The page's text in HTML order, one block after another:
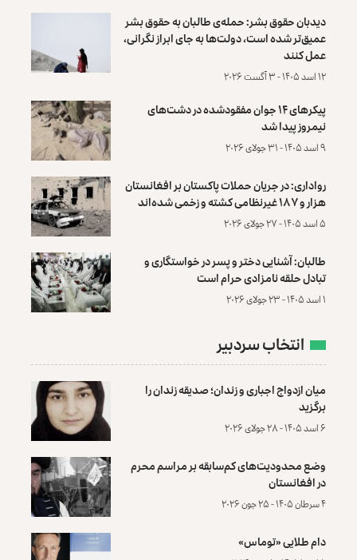
دیدبان حقوق بشر: حمله‌ی طالبان به حقوق بشر
عمیق‌تر شده است، دولت‌ها به جای ابراز نگرانی،
عمل کنند
۱۲ اسد ۱۴۰۵ - ۳ آگست ۲۰۲۶
پیکرهای ۱۴ جوان مفقودشده در دشت‌های
نیمروز پیدا شد
۹ اسد ۱۴۰۵ - ۳۱ جولای ۲۰۲۶
رواداری: در جریان حملات پاکستان بر افغانستان
هزار و ۱۸۷ غیرنظامی کشته و زخمی شده‌اند
۵ اسد ۱۴۰۵ - ۲۷ جولای ۲۰۲۶
طالبان: آشنایی دختر و پسر در خواستگاری و
تبادل حلقه نامزادی حرام است
۱ اسد ۱۴۰۵ - ۲۳ جولای ۲۰۲۶
انتخاب سردبیر
میان ازدواج اجباری و زندان؛ صدیقه زندان را
برگزید
۶ اسد ۱۴۰۵ - ۲۸ جولای ۲۰۲۶
وضع محدودیت‌های کم‌سابقه بر مراسم محرم
در افغانستان
۴ سرطان ۱۴۰۵ - ۲۵ جون ۲۰۲۶
دام طلایی «توماس»